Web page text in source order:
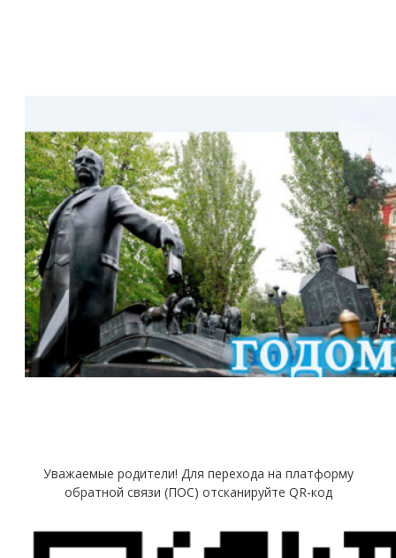
Уважаемые родители! Для перехода на платформу
обратной связи (ПОС) отсканируйте QR-код